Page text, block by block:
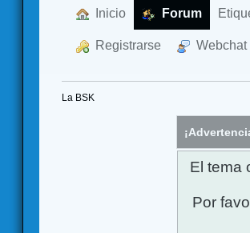
Inicio Forum
Registrarse Webchat
La BSK
El tema
Por